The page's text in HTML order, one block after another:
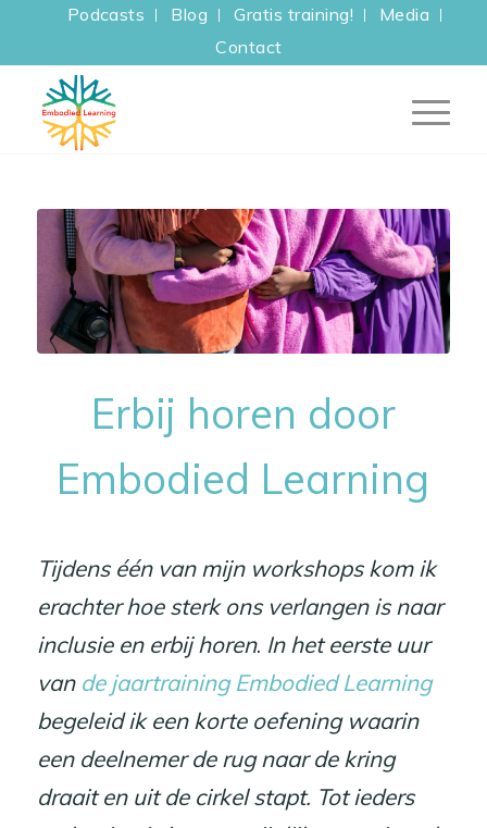
Podcasts Blog Gratis training!
Media
Contact
Erbij horen door
Embodied Learning
Tijdens één van mijn workshops kom ik
erachter hoe sterk ons verlangen is naar
inclusie en erbij horen. In het eerste uur
van de jaartraining Embodied Learning
begeleid ik een korte oefening waarin
een deelnemer de rug naar de kring
draait en uit de cirkel stapt. Tot ieders